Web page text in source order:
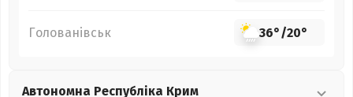
Голованівськ 36°/20°
Автономна Республіка Крим